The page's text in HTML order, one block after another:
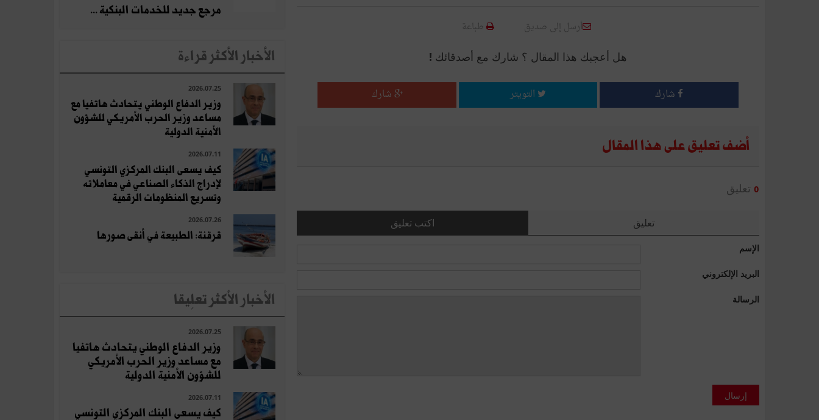
أرسل إلى صديق طباعة
هل أعجبك هذا المقال ؟ شارك مع أصدقائك !
شارك التويتر شارك
أضف تعليق على هذا المقال
0 تعليق
اكتب تعليق تعليق
الإسم
البريد الإلكتروني
الرسالة
إرسال
مرجع جديد للخدمات البنكية ...
الأخبار الأكثر قراءة
2026.07.25
وزير الدفاع الوطني يتحادث هاتفيا مع
مساعد وزير الحرب الأمريكي للشؤون
الأمنية الدولية
2026.07.11
كيف يسعى البنك المركزي التونسي
لإدراج الذكاء الصناعي في معاملاته
وتسريع المنظومات الرقمية
2026.07.26
قرقنة: الطبيعة في أنقى صورها
الأخبار الأكثر تعلِيقا
2026.07.25
وزير الدفاع الوطني يتحادث هاتفيا
مع مساعد وزير الحرب الأمريكي
للشؤون الأمنية الدولية
2026.07.11
كيف يسعى البنك المركزي التونسي